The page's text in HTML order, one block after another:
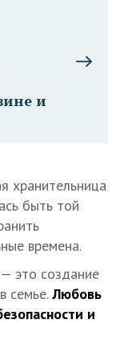
и
хранительница
быть той
времена.
это создание
семье.Любовь
и